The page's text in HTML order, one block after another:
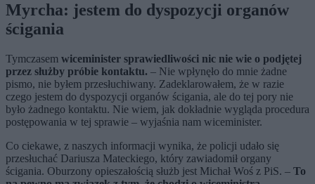
Myrcha: jestem do dyspozycji organów
ścigania
Tymczasem wiceminister sprawiedliwości nic nie wie o podjętej
przez służby próbie kontaktu. – Nie wpłynęło do mnie żadne
pismo, nie byłem przesłuchiwany. Zadeklarowałem, że w razie
czego jestem do dyspozycji organów ścigania, ale do tej pory nie
było żadnego kontaktu. Nie wiem, jak dokładnie wygląda procedura
postępowania w tej sprawie – wyjaśnia nam wiceminister.
Co ciekawe, z naszych informacji wynika, że policji udało się
przesłuchać Dariusza Mateckiego, który zawiadomił organy
ścigania. Oburzony opieszałością służb jest Michał Woś z PiS. – To